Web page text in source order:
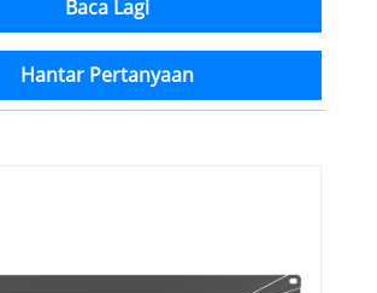
Baca Lagi
Hantar Pertanyaan